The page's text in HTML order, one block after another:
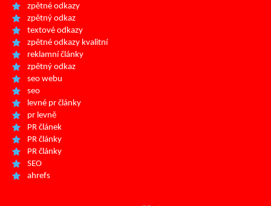
zpětné odkazy
zpětný odkaz
textové odkazy
zpětné odkazy kvalitní
reklamní články
zpětný odkaz
seo webu
seo
levné pr články
pr levně
PR článek
PR články
PR články
SEO
ahrefs